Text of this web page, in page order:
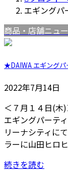
エギングパ
商品・店舗ニュ
★DAIWA エギングパ
2022年7月14日
＜７月１４日(木
エギングパーテ
リーナシティに
ラーに山田ヒロ
続きを読む